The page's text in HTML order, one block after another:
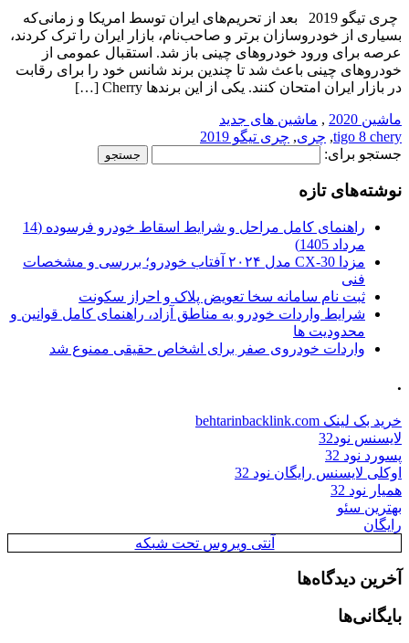
چری تیگو 2019 بعد از تحریم‌های ایران توسط امریکا و زمانی‌که
بسیاری از خودروسازان برتر و صاحب‌نام، بازار ایران را ترک کردند،
عرصه برای ورود خودروهای چینی باز شد. استقبال عمومی از
خودروهای چینی باعث شد تا چندین برند شانس خود را برای رقابت
در بازار ایران امتحان کنند. یکی از این برندها Cherry […]
ماشین 2020 , ماشین های جدید
tigo 8 chery
, چری, چری تیگو 2019
جستجو برای:
نوشته‌های تازه
راهنمای کامل مراحل و شرایط اسقاط خودرو فرسوده (14
مرداد 1405)
مزدا CX-30 مدل ۲۰۲۴ آفتاب خودرو؛ بررسی و مشخصات
فنی
ثبت نام سامانه سخا تعویض پلاک و احراز سکونت
شرایط واردات خودرو به مناطق آزاد، راهنمای کامل قوانین و
محدودیت ها
واردات خودروی صفر برای اشخاص حقیقی ممنوع شد
.
خرید بک لینک behtarinbacklink.com
لایسنس نود32
پسورد نود 32
اوکلی لایسنس رایگان نود 32
همیار نود 32
بهترین سئو
رایگان
آنتی ویروس تحت شبکه
آخرین دیدگاه‌ها
بایگانی‌ها